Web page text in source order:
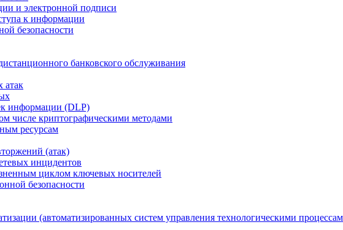
и электронной подписи
к информации
безопасности
банковского обслуживания
атак
информации (DLP)
числе криптографическими методами
ресурсам
(атак)
инцидентов
циклом ключевых носителей
безопасности
(автоматизированных систем управления технологическими